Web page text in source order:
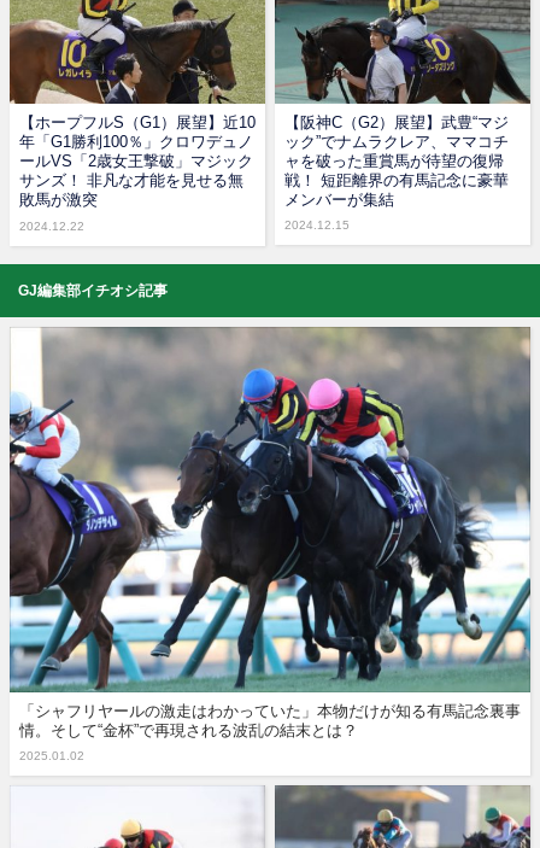
【ホープフルS（G1）展望】近10
年「G1勝利100％」クロワデュノ
ールVS「2歳女王撃破」マジック
サンズ！ 非凡な才能を見せる無
敗馬が激突
2024.12.22
【阪神C（G2）展望】武豊“マジ
ック”でナムラクレア、ママコチ
ャを破った重賞馬が待望の復帰
戦！ 短距離界の有馬記念に豪華
メンバーが集結
2024.12.15
GJ編集部イチオシ記事
「シャフリヤールの激走はわかっていた」本物だけが知る有馬記念裏事
情。そして“金杯”で再現される波乱の結末とは？
2025.01.02